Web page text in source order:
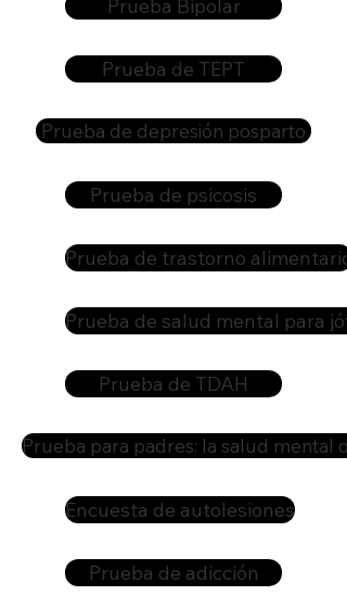
Prueba Bipolar
Prueba de TEPT
Prueba de depresión posparto
Prueba de psicosis
Prueba de trastorno alimentario
Prueba de salud mental para
Prueba de TDAH
Prueba para padres: la salud mental
Encuesta de autolesiones
Prueba de adicción